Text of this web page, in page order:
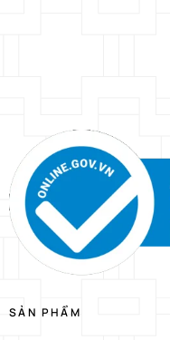
SẢN PHẨM